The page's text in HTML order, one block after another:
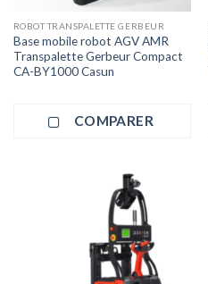
ROBOT TRANSPALETTE GERBEUR
Base mobile robot AGV AMR
Transpalette Gerbeur Compact
CA-BY1000 Casun
COMPARER